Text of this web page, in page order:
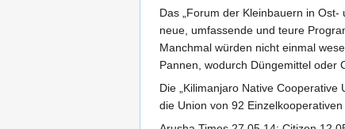
Das „Forum der Kleinbauern in
neue, umfassende und teure
Manchmal würden nicht einmal
Pannen, wodurch Düngemittel oder
Die „Kilimanjaro Native
die Union von 92